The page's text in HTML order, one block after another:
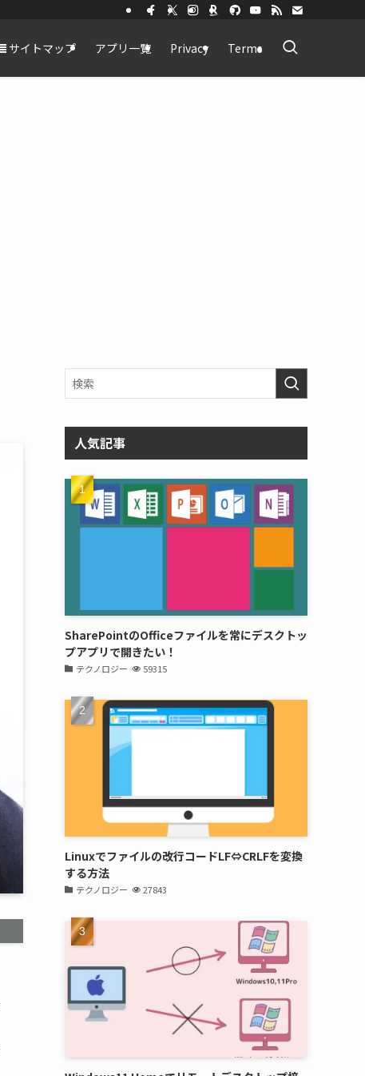
サイトマップ アプリ一覧 Privacy Terms
人気記事
SharePointのOfficeファイルを常にデスクトッ
プアプリで開きたい！
テクノロジー 59315
Linuxでファイルの改行コードLF⇔CRLFを変換
する方法
テクノロジー 27843